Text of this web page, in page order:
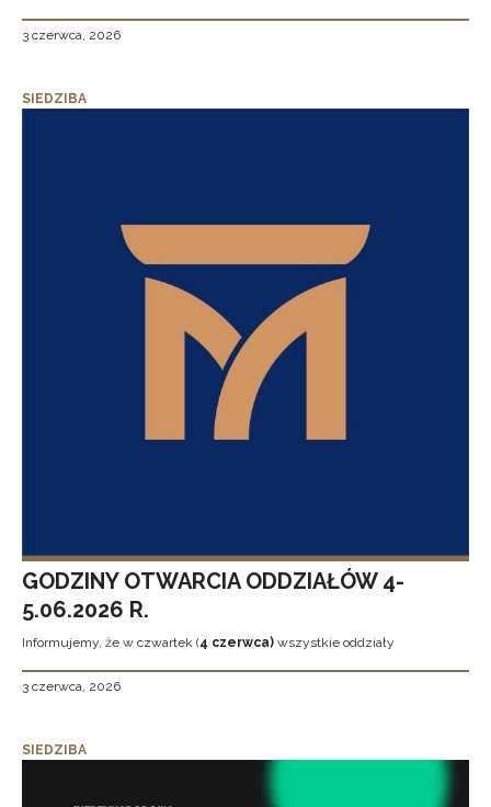
3 czerwca, 2026
SIEDZIBA
GODZINY OTWARCIA ODDZIAŁÓW 4-
5.06.2026 R.
Informujemy, że w czwartek (4 czerwca) wszystkie oddziały
3 czerwca, 2026
SIEDZIBA